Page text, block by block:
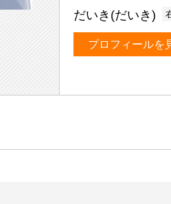
だいき(だいき)
プロフィールを